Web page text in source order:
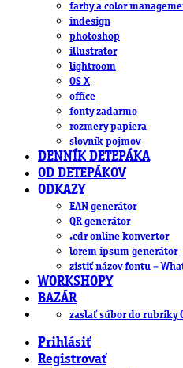
farby a color
indesign
photoshop
illustrator
lightroom
OS X
office
fonty zadarmo
rozmery papiera
slovník pojmov
DENNÍK DETEPÁKA
OD DETEPÁKOV
ODKAZY
EAN generátor
QR generátor
.cdr online konvertor
lorem ipsum generátor
zistiť názov fontu –
WORKSHOPY
BAZÁR
zaslať súbor do rubriky
Prihlásiť
Registrovať